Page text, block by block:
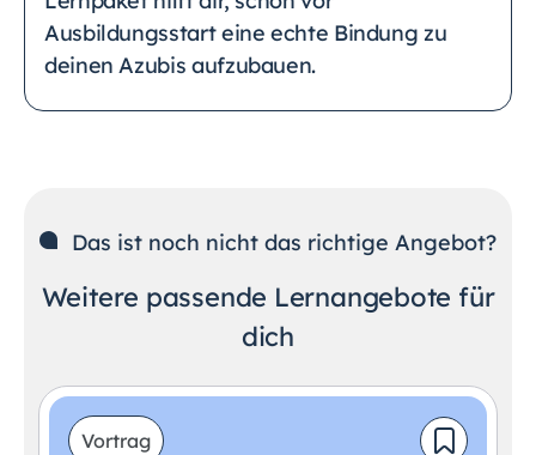
Ausbildungsstart eine echte Bindung zu
deinen Azubis aufzubauen.
Das ist noch nicht das richtige Angebot?
Weitere passende Lernangebote für
dich
Vortrag